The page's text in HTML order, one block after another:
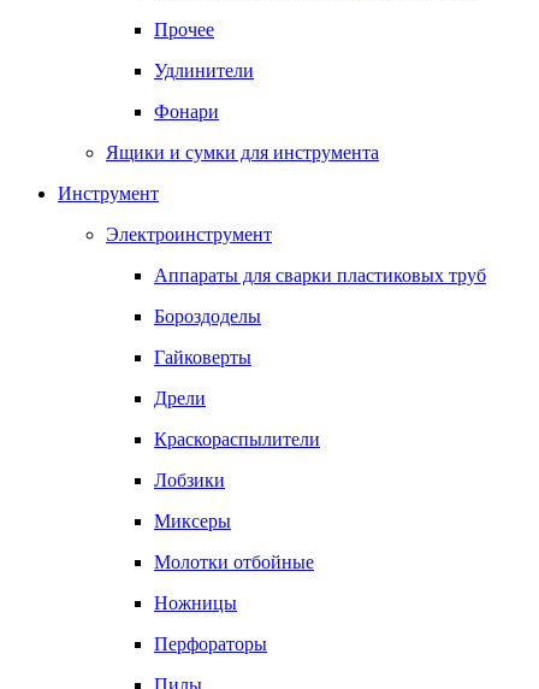
Прочее
Удлинители
Фонари
Ящики и сумки для инструмента
Инструмент
Электроинструмент
Аппараты для сварки пластиковых труб
Бороздоделы
Гайковерты
Дрели
Краскораспылители
Лобзики
Миксеры
Молотки отбойные
Ножницы
Перфораторы
Пилы